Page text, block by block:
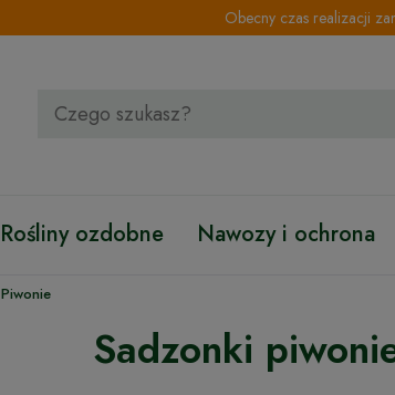
Obecny czas realizacji
Rośliny ozdobne Nawozy i ochrona
Piwonie
Sadzonki